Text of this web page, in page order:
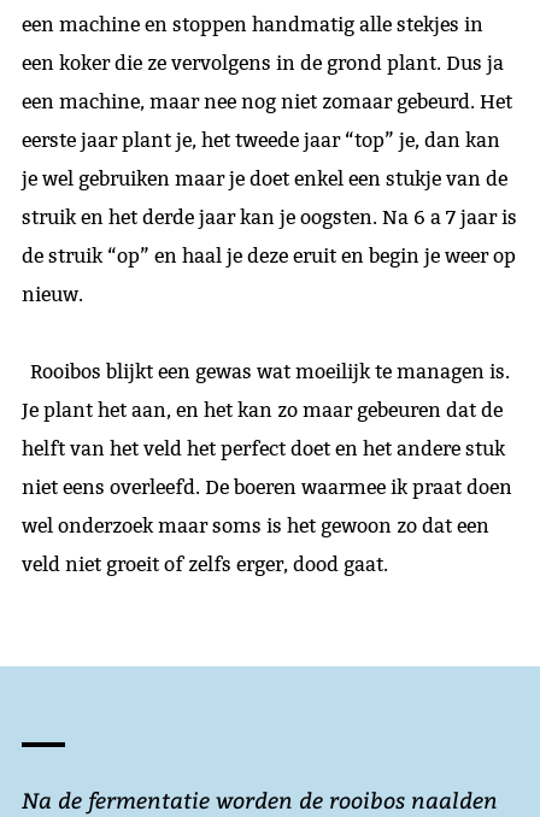
een machine en stoppen handmatig alle stekjes in
een koker die ze vervolgens in de grond plant. Dus ja
een machine, maar nee nog niet zomaar gebeurd. Het
eerste jaar plant je, het tweede jaar “top” je, dan kan
je wel gebruiken maar je doet enkel een stukje van de
struik en het derde jaar kan je oogsten. Na 6 a 7 jaar is
de struik “op” en haal je deze eruit en begin je weer op
nieuw.
Rooibos blijkt een gewas wat moeilijk te managen is.
Je plant het aan, en het kan zo maar gebeuren dat de
helft van het veld het perfect doet en het andere stuk
niet eens overleefd. De boeren waarmee ik praat doen
wel onderzoek maar soms is het gewoon zo dat een
veld niet groeit of zelfs erger, dood gaat.
Na de fermentatie worden de rooibos naalden